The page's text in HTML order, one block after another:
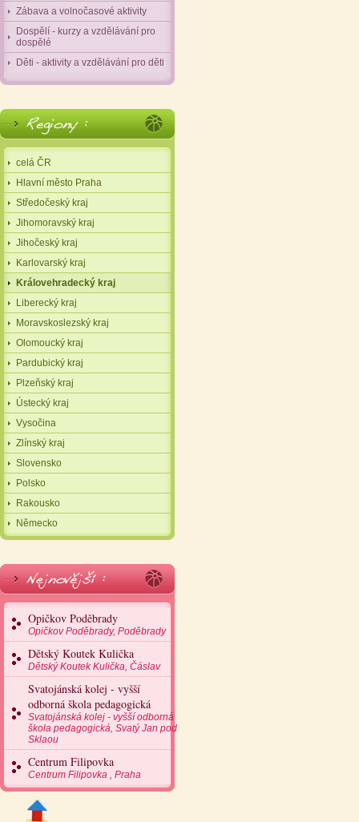
Zábava a volnočasové aktivity
Dospělí - kurzy a vzdělávání pro
dospělé
Děti - aktivity a vzdělávání pro děti
celá ČR
Hlavní město Praha
Středočeský kraj
Jihomoravský kraj
Jihočeský kraj
Karlovarský kraj
Královehradecký kraj
Liberecký kraj
Moravskoslezský kraj
Olomoucký kraj
Pardubický kraj
Plzeňský kraj
Ústecký kraj
Vysočina
Zlínský kraj
Slovensko
Polsko
Rakousko
Německo
Opičkov Poděbrady
Opičkov Poděbrady, Poděbrady
Dětský Koutek Kulička
Dětský Koutek Kulička, Čáslav
Svatojánská kolej - vyšší
odborná škola pedagogická
Svatojánská kolej - vyšší odborná
škola pedagogická, Svatý Jan pod
Sklaou
Centrum Filipovka
Centrum Filipovka , Praha